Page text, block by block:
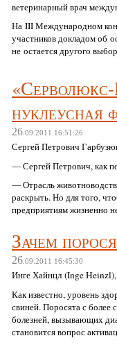
ветеринарный врач
На III Международном
участников докладом об
не остается другого
нуклеусная
26 .09.2011 16:51:26
Сергей Петрович
— Сергей Петрович, как
— Отрасль
раскрыть. Но для того,
предприятиям жизненно
«Селекция свиней
Правительством
Зачем
26 .09.2011 16:45:30
Инге Хайнцл (Inge Heinzl),
Как известно, уровень
свиней. Поросята с более
болезней, вызывающих
становится вопрос